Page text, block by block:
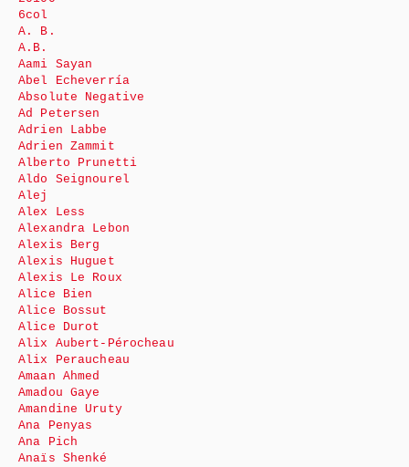
6col
A. B.
A.B.
Aami Sayan
Abel Echeverría
Absolute Negative
Ad Petersen
Adrien Labbe
Adrien Zammit
Alberto Prunetti
Aldo Seignourel
Alej
Alex Less
Alexandra Lebon
Alexis Berg
Alexis Huguet
Alexis Le Roux
Alice Bien
Alice Bossut
Alice Durot
Alix Aubert-Pérocheau
Alix Peraucheau
Amaan Ahmed
Amadou Gaye
Amandine Uruty
Ana Penyas
Ana Pich
Anaïs Shenké